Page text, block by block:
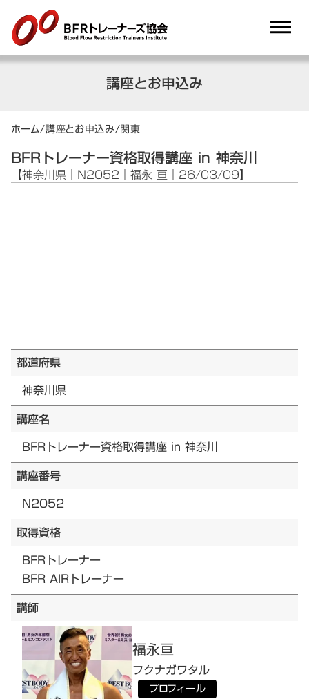
講座とお申込み
ホーム/講座とお申込み/関東
BFRトレーナー資格取得講座 in 神奈川
【神奈川県｜N2052｜福永 亘｜26/03/09】
都道府県
神奈川県
講座名
BFRトレーナー資格取得講座 in 神奈川
講座番号
N2052
取得資格
BFRトレーナー
BFR AIRトレーナー
講師
福永亘
フクナガワタル
プロフィール
dehaze